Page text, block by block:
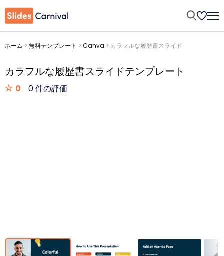
ホーム > 無料テンプレート > Canva > カラフルな履歴書スライド
カラフルな履歴書スライドテンプレート
0 0 件の評価